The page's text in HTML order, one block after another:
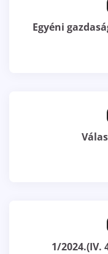
Egyéni
1/2024.(IV.